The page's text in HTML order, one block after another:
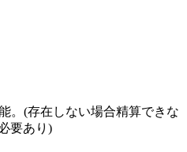
。(存在しない場合精算できな
要あり)